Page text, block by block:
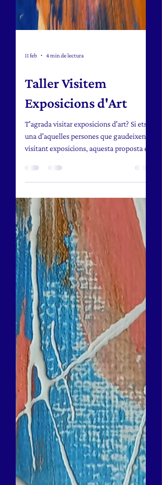
Taller Visitem
Exposicions d'Art
T'agrada visitar exposicions d'art? Si ets
una d'aquelles persones que gaudeixen
visitant exposicions, aquesta proposta és
escoltem la història que hi ha darrera de
les obres; compartim anècdotes;
recordem els diferents períodes que hem
viscut al llarg de la història; n'estudiem
biografies de persones singulars; ens
endinsem en indrets artístics molt, poc o
gens coneguts; ens meravellem davant